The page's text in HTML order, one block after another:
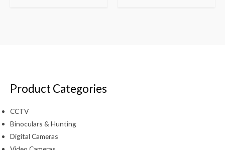
Product Categories
CCTV
Binoculars & Hunting
Digital Cameras